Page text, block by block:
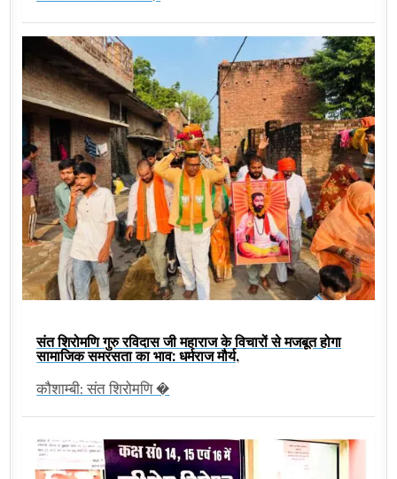
संत शिरोमणि गुरु रविदास जी महाराज के विचारों से मजबूत होगा
सामाजिक समरसता का भाव: धर्मराज मौर्य,
कौशाम्बी: संत शिरोमणि �